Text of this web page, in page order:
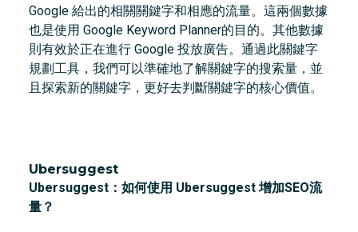
Google 給出的相關關鍵字和相應的流量。這兩個數據
也是使用 Google Keyword Planner的目的。其他數據
則有效於正在進行 Google 投放廣告。通過此關鍵字
規劃工具，我們可以準確地了解關鍵字的搜索量，並
且探索新的關鍵字，更好去判斷關鍵字的核心價值。
Ubersuggest
Ubersuggest：如何使用 Ubersuggest 增加SEO流
量？